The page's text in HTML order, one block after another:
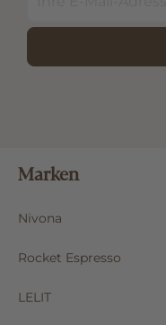
Marken
Nivona
Rocket Espresso
LELIT